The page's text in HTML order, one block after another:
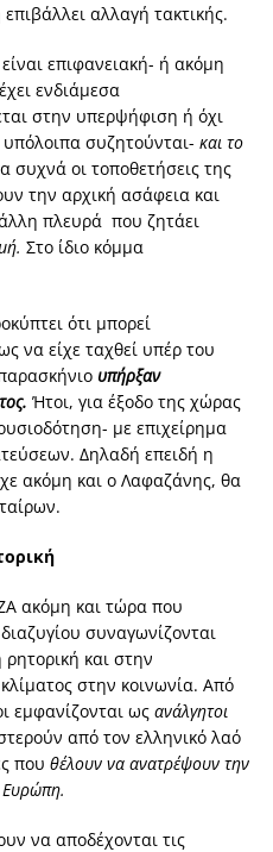
αλλαγή τακτικής.
επιφανειακή- ή ακόμη
ενδιάμεσα
στην υπερψήφιση ή όχι
συζητούνται- και το
συχνά οι τοποθετήσεις της
την αρχική ασάφεια και
πλευρά που ζητάει
Στο ίδιο κόμμα
ότι μπορεί
να είχε ταχθεί υπέρ του
υπήρξαν
Ήτοι, για έξοδο της χώρας
με επιχείρημα
Δηλαδή επειδή η
ακόμη και ο Λαφαζάνης, θα
ακόμη και τώρα που
συναγωνίζονται
ρητορική και στην
στην κοινωνία. Από
εμφανίζονται ως ανάλγητοι
από τον ελληνικό λαό
που θέλουν να ανατρέψουν την
Ευρώπη.
να αποδέχονται τις